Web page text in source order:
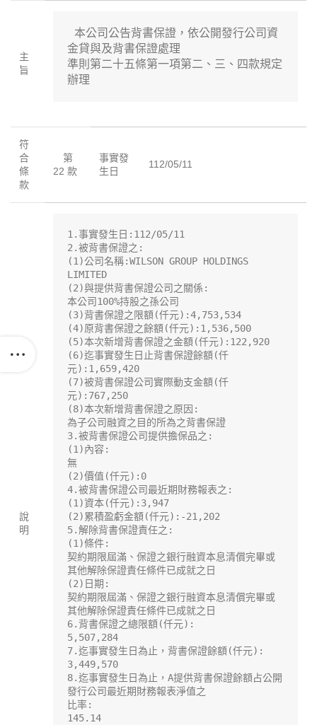
主
旨
本公司公告背書保證，依公開發行公司資
金貸與及背書保證處理
準則第二十五條第一項第二、三、四款規定
辦理
符
合
條
款
第
22 款
事實發
生日
112/05/11
說
明
1.事實發生日:112/05/11
2.被背書保證之:
(1)公司名稱:WILSON GROUP HOLDINGS
LIMITED
(2)與提供背書保證公司之關係:
本公司100%持股之孫公司
(3)背書保證之限額(仟元):4,753,534
(4)原背書保證之餘額(仟元):1,536,500
(5)本次新增背書保證之金額(仟元):122,920
(6)迄事實發生日止背書保證餘額(仟
元):1,659,420
(7)被背書保證公司實際動支金額(仟
元):767,250
(8)本次新增背書保證之原因:
為子公司融資之目的所為之背書保證
3.被背書保證公司提供擔保品之:
(1)內容:
無
(2)價值(仟元):0
4.被背書保證公司最近期財務報表之:
(1)資本(仟元):3,947
(2)累積盈虧金額(仟元):-21,202
5.解除背書保證責任之:
(1)條件:
契約期限屆滿、保證之銀行融資本息清償完畢或
其他解除保證責任條件已成就之日
(2)日期:
契約期限屆滿、保證之銀行融資本息清償完畢或
其他解除保證責任條件已成就之日
6.背書保證之總限額(仟元):
5,507,284
7.迄事實發生日為止，背書保證餘額(仟元):
3,449,570
8.迄事實發生日為止，A提供背書保證餘額占公開
發行公司最近期財務報表淨值之
比率:
145.14